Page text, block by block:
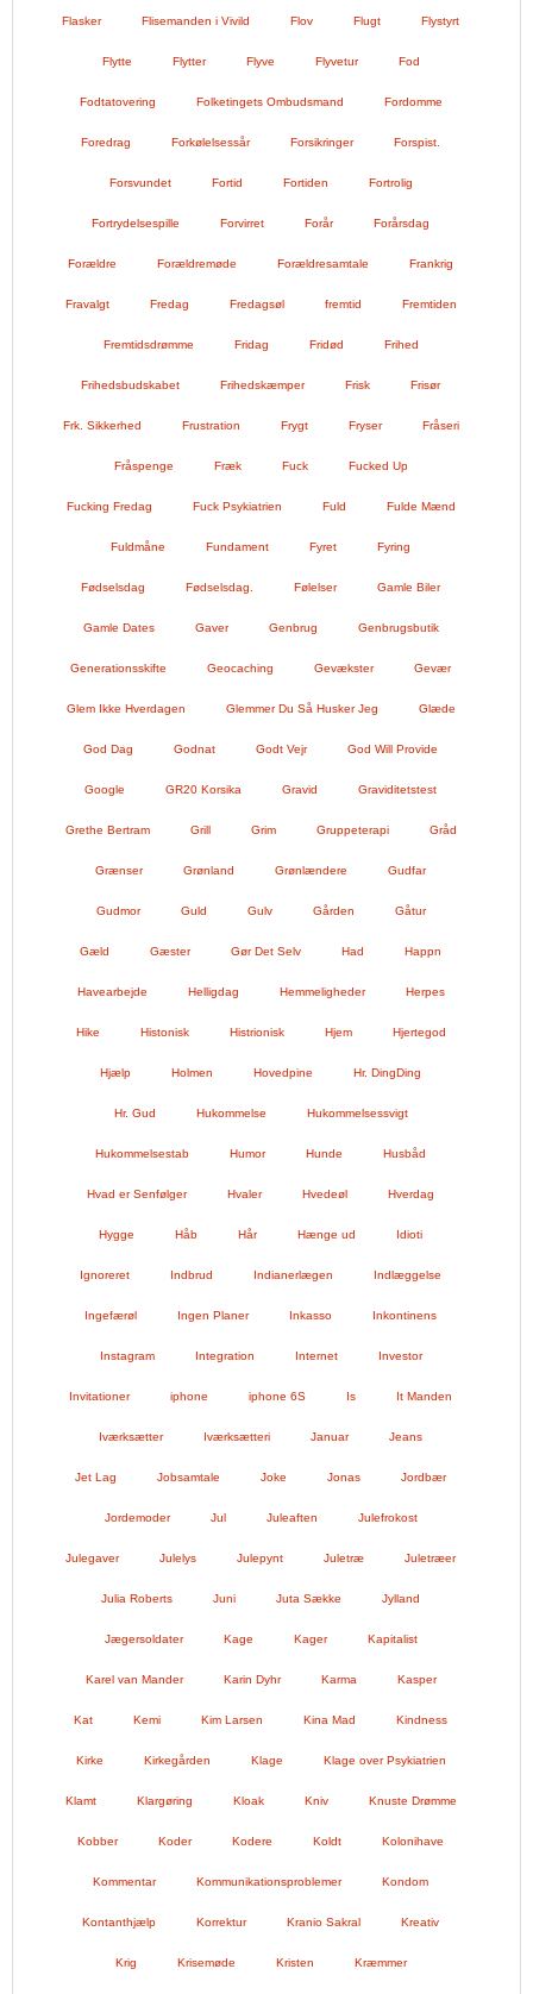
Flasker Flisemanden i Vivild Flov Flugt Flystyrt
Flytte Flytter Flyve Flyvetur Fod
Fodtatovering Folketingets Ombudsmand Fordomme
Foredrag Forkølelsessår Forsikringer Forspist.
Forsvundet Fortid Fortiden Fortrolig
Fortrydelsespille Forvirret Forår Forårsdag
Forældre Forældremøde Forældresamtale Frankrig
Fravalgt Fredag Fredagsøl fremtid Fremtiden
Fremtidsdrømme Fridag Fridød Frihed
Frihedsbudskabet Frihedskæmper Frisk Frisør
Frk. Sikkerhed Frustration Frygt Fryser Fråseri
Fråspenge Fræk Fuck Fucked Up
Fucking Fredag Fuck Psykiatrien Fuld Fulde Mænd
Fuldmåne Fundament Fyret Fyring
Fødselsdag Fødselsdag. Følelser Gamle Biler
Gamle Dates Gaver Genbrug Genbrugsbutik
Generationsskifte Geocaching Gevækster Gevær
Glem Ikke Hverdagen Glemmer Du Så Husker Jeg Glæde
God Dag Godnat Godt Vejr God Will Provide
Google GR20 Korsika Gravid Graviditetstest
Grethe Bertram Grill Grim Gruppeterapi Gråd
Grænser Grønland Grønlændere Gudfar
Gudmor Guld Gulv Gården Gåtur
Gæld Gæster Gør Det Selv Had Happn
Havearbejde Helligdag Hemmeligheder Herpes
Hike Histonisk Histrionisk Hjem Hjertegod
Hjælp Holmen Hovedpine Hr. DingDing
Hr. Gud Hukommelse Hukommelsessvigt
Hukommelsestab Humor Hunde Husbåd
Hvad er Senfølger Hvaler Hvedeøl Hverdag
Hygge Håb Hår Hænge ud Idioti
Ignoreret Indbrud Indianerlægen Indlæggelse
Ingefærøl Ingen Planer Inkasso Inkontinens
Instagram Integration Internet Investor
Invitationer iphone iphone 6S Is It Manden
Iværksætter Iværksætteri Januar Jeans
Jet Lag Jobsamtale Joke Jonas Jordbær
Jordemoder Jul Juleaften Julefrokost
Julegaver Julelys Julepynt Juletræ Juletræer
Julia Roberts Juni Juta Sække Jylland
Jægersoldater Kage Kager Kapitalist
Karel van Mander Karin Dyhr Karma Kasper
Kat Kemi Kim Larsen Kina Mad Kindness
Kirke Kirkegården Klage Klage over Psykiatrien
Klamt Klargøring Kloak Kniv Knuste Drømme
Kobber Koder Kodere Koldt Kolonihave
Kommentar Kommunikationsproblemer Kondom
Kontanthjælp Korrektur Kranio Sakral Kreativ
Krig Krisemøde Kristen Kræmmer